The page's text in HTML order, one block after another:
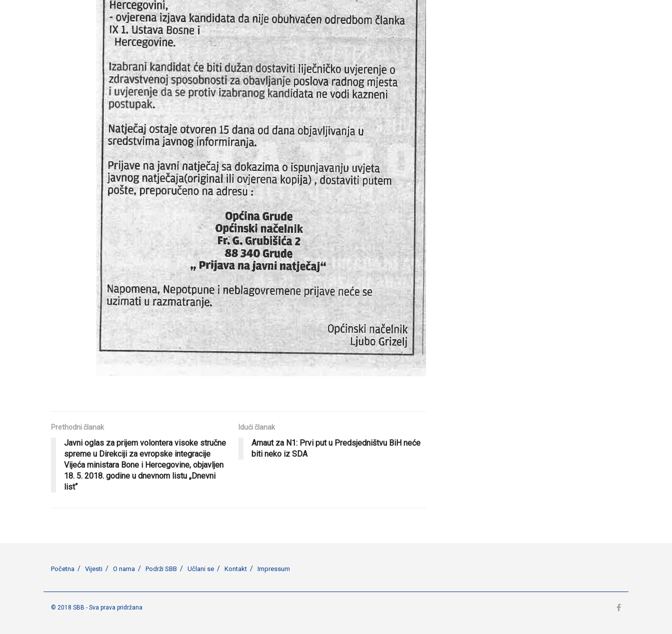
Prethodni članak
Javni oglas za prijem volontera visoke stručne
spreme u Direkciji za evropske integracije
Vijeća ministara Bone i Hercegovine, objavljen
18. 5. 2018. godine u dnevnom listu „Dnevni
list“
Idući članak
Arnaut za N1: Prvi put u Predsjedništvu BiH neće
biti neko iz SDA
Početna Vijesti O nama Podrži SBB Učlani se Kontakt Impressum
© 2018 SBB - Sva prava pridržana